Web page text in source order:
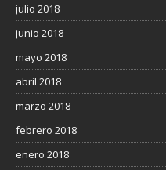
julio 2018
junio 2018
mayo 2018
abril 2018
marzo 2018
febrero 2018
enero 2018